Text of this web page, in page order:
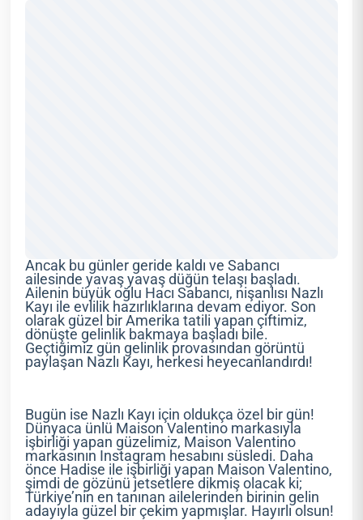
Ancak bu günler geride kaldı ve Sabancı
ailesinde yavaş yavaş düğün telaşı başladı.
Ailenin büyük oğlu Hacı Sabancı, nişanlısı Nazlı
Kayı ile evlilik hazırlıklarına devam ediyor. Son
olarak güzel bir Amerika tatili yapan çiftimiz,
dönüşte gelinlik bakmaya başladı bile.
Geçtiğimiz gün gelinlik provasından görüntü
paylaşan Nazlı Kayı, herkesi heyecanlandırdı!
Bugün ise Nazlı Kayı için oldukça özel bir gün!
Dünyaca ünlü Maison Valentino markasıyla
işbirliği yapan güzelimiz, Maison Valentino
markasının Instagram hesabını süsledi. Daha
önce Hadise ile işbirliği yapan Maison Valentino,
şimdi de gözünü jetsetlere dikmiş olacak ki;
Türkiye’nin en tanınan ailelerinden birinin gelin
adayıyla güzel bir çekim yapmışlar. Hayırlı olsun!